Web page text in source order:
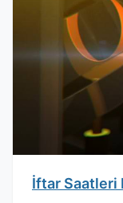
İftar Saatleri